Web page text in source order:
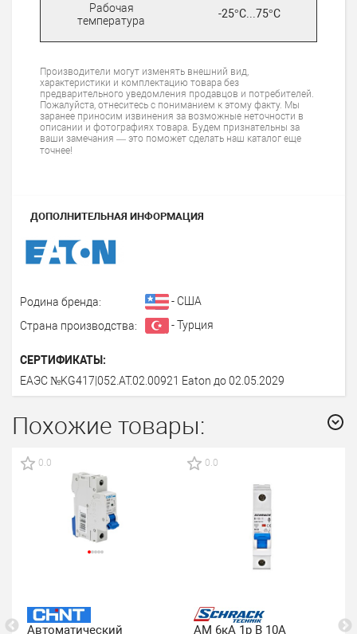
Рабочая
температура
-25°C...75°C
Производители могут изменять внешний вид,
характеристики и комплектацию товара без
предварительного уведомления продавцов и потребителей.
Пожалуйста, отнеситесь с пониманием к этому факту. Мы
заранее приносим извинения за возможные неточности в
описании и фотографиях товара. Будем признательны за
ваши замечания — это поможет сделать наш каталог еще
точнее!
ДОПОЛНИТЕЛЬНАЯ ИНФОРМАЦИЯ
Родина бренда:
- США
Страна производства:
- Турция
СЕРТИФИКАТЫ:
ЕАЭС №KG417|052.AT.02.00921 Eaton до 02.05.2029
Похожие товары:
0.0
Автоматический
0.0
AM 6кА 1p B 10A